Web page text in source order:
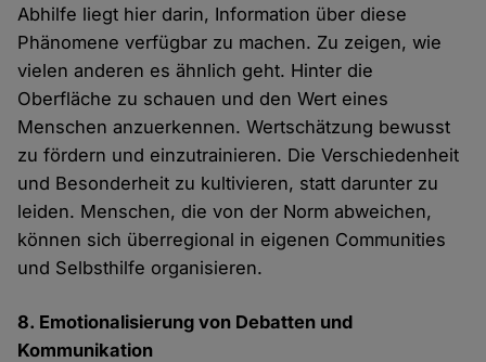
Abhilfe liegt hier darin, Information über diese
Phänomene verfügbar zu machen. Zu zeigen, wie
vielen anderen es ähnlich geht. Hinter die
Oberfläche zu schauen und den Wert eines
Menschen anzuerkennen. Wertschätzung bewusst
zu fördern und einzutrainieren. Die Verschiedenheit
und Besonderheit zu kultivieren, statt darunter zu
leiden. Menschen, die von der Norm abweichen,
können sich überregional in eigenen Communities
und Selbsthilfe organisieren.
8. Emotionalisierung von Debatten und
Kommunikation